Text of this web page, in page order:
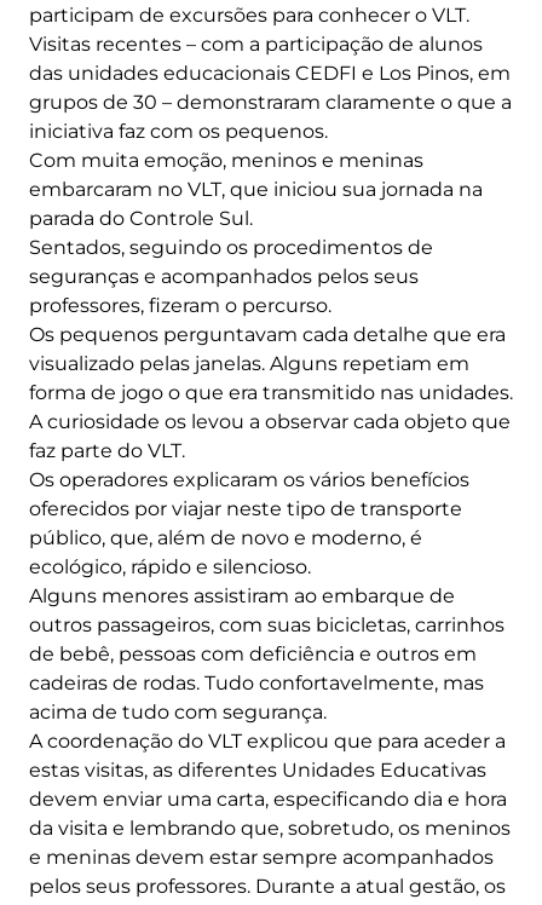
participam de excursões para conhecer o VLT.
Visitas recentes – com a participação de alunos
das unidades educacionais CEDFI e Los Pinos, em
grupos de 30 – demonstraram claramente o que a
iniciativa faz com os pequenos.
Com muita emoção, meninos e meninas
embarcaram no VLT, que iniciou sua jornada na
parada do Controle Sul.
Sentados, seguindo os procedimentos de
seguranças e acompanhados pelos seus
professores, fizeram o percurso.
Os pequenos perguntavam cada detalhe que era
visualizado pelas janelas. Alguns repetiam em
forma de jogo o que era transmitido nas unidades.
A curiosidade os levou a observar cada objeto que
faz parte do VLT.
Os operadores explicaram os vários benefícios
oferecidos por viajar neste tipo de transporte
público, que, além de novo e moderno, é
ecológico, rápido e silencioso.
Alguns menores assistiram ao embarque de
outros passageiros, com suas bicicletas, carrinhos
de bebê, pessoas com deficiência e outros em
cadeiras de rodas. Tudo confortavelmente, mas
acima de tudo com segurança.
A coordenação do VLT explicou que para aceder a
estas visitas, as diferentes Unidades Educativas
devem enviar uma carta, especificando dia e hora
da visita e lembrando que, sobretudo, os meninos
e meninas devem estar sempre acompanhados
pelos seus professores. Durante a atual gestão, os